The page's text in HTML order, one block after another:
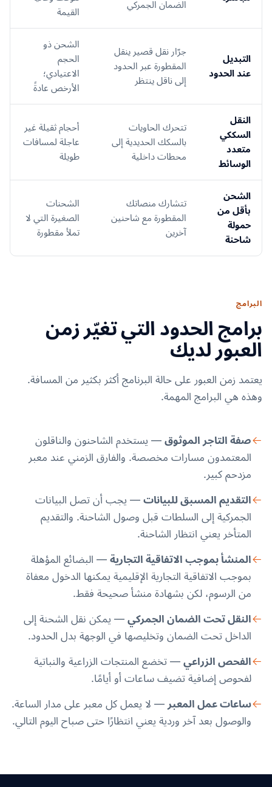
الضمان الجمركي
القيمة
التبديل
عند الحدود
جرّار نقل قصير ينقل
المقطورة عبر الحدود
إلى ناقل ينتظر
الشحن ذو
الحجم
الاعتيادي؛
الأرخص عادةً
النقل
السككي
متعدد
الوسائط
تتحرك الحاويات
بالسكك الحديدية إلى
محطات داخلية
أحجام ثقيلة غير
عاجلة لمسافات
طويلة
الشحن
بأقل من
حمولة
شاحنة
تتشارك منصاتك
المقطورة مع شاحنين
آخرين
الشحنات
الصغيرة التي لا
تملأ مقطورة
البرامج
برامج الحدود التي تغيّر زمن
العبور لديك
يعتمد زمن العبور على حالة البرنامج أكثر بكثير من المسافة.
وهذه هي البرامج المهمة.
صفة التاجر الموثوق — يستخدم الشاحنون والناقلون
المعتمدون مسارات مخصصة. والفارق الزمني عند معبر
مزدحم كبير.
التقديم المسبق للبيانات — يجب أن تصل البيانات
الجمركية إلى السلطات قبل وصول الشاحنة. والتقديم
المتأخر يعني انتظار الشاحنة.
المنشأ بموجب الاتفاقية التجارية — البضائع المؤهلة
بموجب الاتفاقية التجارية الإقليمية يمكنها الدخول معفاة
من الرسوم، لكن بشهادة منشأ صحيحة فقط.
النقل تحت الضمان الجمركي — يمكن نقل الشحنة إلى
الداخل تحت الضمان وتخليصها في الوجهة بدل الحدود.
الفحص الزراعي — تخضع المنتجات الزراعية والنباتية
لفحوص إضافية تضيف ساعات أو أيامًا.
ساعات عمل المعبر — لا يعمل كل معبر على مدار الساعة.
والوصول بعد آخر وردية يعني انتظارًا حتى صباح اليوم التالي.